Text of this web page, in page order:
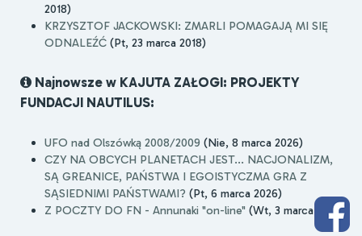
2018)
KRZYSZTOF JACKOWSKI: ZMARLI POMAGAJĄ MI SIĘ
ODNALEŹĆ (Pt, 23 marca 2018)
Najnowsze w KAJUTA ZAŁOGI: PROJEKTY
FUNDACJI NAUTILUS:
UFO nad Olszówką 2008/2009 (Nie, 8 marca 2026)
CZY NA OBCYCH PLANETACH JEST... NACJONALIZM,
SĄ GREANICE, PAŃSTWA I EGOISTYCZMA GRA Z
SĄSIEDNIMI PAŃSTWAMI? (Pt, 6 marca 2026)
Z POCZTY DO FN - Annunaki "on-line" (Wt, 3 marca 2026)